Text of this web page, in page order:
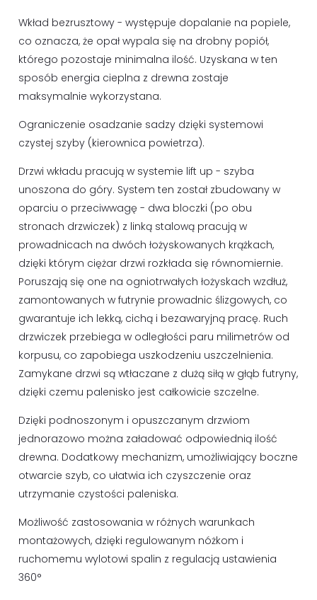
Wkład bezrusztowy - występuje dopalanie na popiele,
co oznacza, że opał wypala się na drobny popiół,
którego pozostaje minimalna ilość. Uzyskana w ten
sposób energia cieplna z drewna zostaje
maksymalnie wykorzystana.
Ograniczenie osadzanie sadzy dzięki systemowi
czystej szyby (kierownica powietrza).
Drzwi wkładu pracują w systemie lift up - szyba
unoszona do góry. System ten został zbudowany w
oparciu o przeciwwagę - dwa bloczki (po obu
stronach drzwiczek) z linką stalową pracują w
prowadnicach na dwóch łożyskowanych krążkach,
dzięki którym ciężar drzwi rozkłada się równomiernie.
Poruszają się one na ogniotrwałych łożyskach wzdłuż,
zamontowanych w futrynie prowadnic ślizgowych, co
gwarantuje ich lekką, cichą i bezawaryjną pracę. Ruch
drzwiczek przebiega w odległości paru milimetrów od
korpusu, co zapobiega uszkodzeniu uszczelnienia.
Zamykane drzwi są wtłaczane z dużą siłą w głąb futryny,
dzięki czemu palenisko jest całkowicie szczelne.
Dzięki podnoszonym i opuszczanym drzwiom
jednorazowo można załadować odpowiednią ilość
drewna. Dodatkowy mechanizm, umożliwiający boczne
otwarcie szyb, co ułatwia ich czyszczenie oraz
utrzymanie czystości paleniska.
Możliwość zastosowania w różnych warunkach
montażowych, dzięki regulowanym nóżkom i
ruchomemu wylotowi spalin z regulacją ustawienia
360°